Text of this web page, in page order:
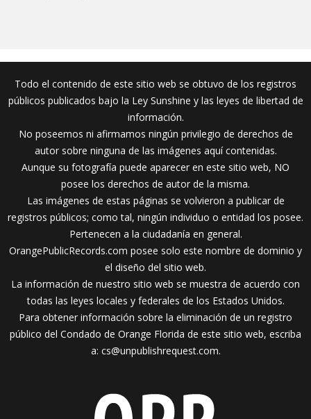
Todo el contenido de este sitio web se obtuvo de los registros
públicos publicados bajo la Ley Sunshine y las leyes de libertad de
información.
No poseemos ni afirmamos ningún privilegio de derechos de
autor sobre ninguna de las imágenes aquí contenidas.
Aunque su fotografía puede aparecer en este sitio web, NO
posee los derechos de autor de la misma.
Las imágenes de estas páginas se volvieron a publicar de
registros públicos; como tal, ningún individuo o entidad los posee.
Pertenecen a la ciudadanía en general.
OrangePublicRecords.com posee solo este nombre de dominio y
el diseño del sitio web.
La información de nuestro sitio web se muestra de acuerdo con
todas las leyes locales y federales de los Estados Unidos.
Para obtener información sobre la eliminación de un registro
público del Condado de Orange Florida de este sitio web, escriba
a: cs@unpublishrequest.com.